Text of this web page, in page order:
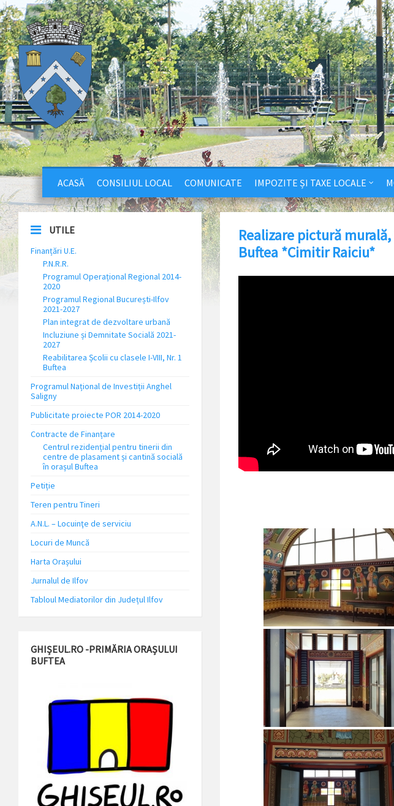
ACASĂ CONSILIUL LOCAL COMUNICATE IMPOZITE ȘI TAXE LOCALE
Realizare pictură
Buftea *Cimitir Raiciu*
UTILE
Finanțări U.E.
P.N.R.R.
Programul Operațional Regional 2014-
2020
Programul Regional București-Ilfov
2021-2027
Plan integrat de dezvoltare urbană
Incluziune și Demnitate Socială 2021-
2027
Reabilitarea Școlii cu clasele I-VIII, Nr. 1
Buftea
Programul Național de Investiții Anghel
Saligny
Publicitate proiecte POR 2014-2020
Contracte de Finanțare
Centrul rezidențial pentru tinerii din
centre de plasament și cantină socială
în orașul Buftea
Petiție
Teren pentru Tineri
A.N.L. – Locuinţe de serviciu
Locuri de Muncă
Harta Orașului
Jurnalul de Ilfov
Tabloul Mediatorilor din Județul Ilfov
GHIȘEUL.RO -PRIMĂRIA ORAȘULUI
BUFTEA